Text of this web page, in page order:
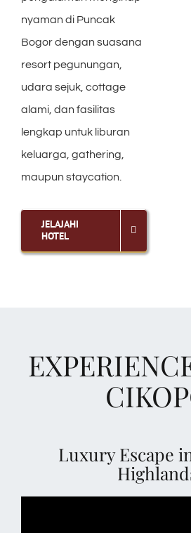
nyaman di Puncak
Bogor dengan suasana
resort pegunungan,
udara sejuk, cottage
alami, dan fasilitas
lengkap untuk liburan
keluarga, gathering,
maupun staycation.
JELAJAHI
HOTEL
Luxury Escape